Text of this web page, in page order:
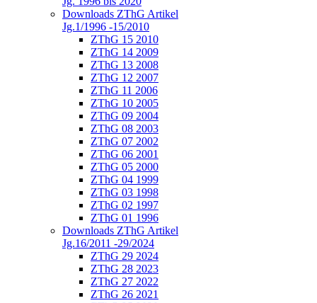
Downloads ZThG Artikel
Jg.1/1996 -15/2010
ZThG 15 2010
ZThG 14 2009
ZThG 13 2008
ZThG 12 2007
ZThG 11 2006
ZThG 10 2005
ZThG 09 2004
ZThG 08 2003
ZThG 07 2002
ZThG 06 2001
ZThG 05 2000
ZThG 04 1999
ZThG 03 1998
ZThG 02 1997
ZThG 01 1996
Downloads ZThG Artikel
Jg.16/2011 -29/2024
ZThG 29 2024
ZThG 28 2023
ZThG 27 2022
ZThG 26 2021